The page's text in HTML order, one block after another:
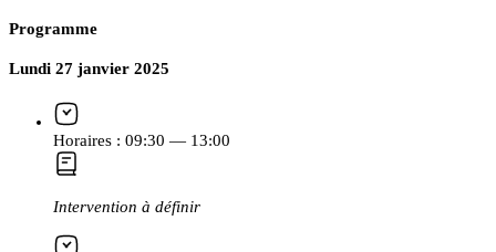
Programme
Lundi 27 janvier 2025
Horaires : 09:30 — 13:00
Intervention à définir